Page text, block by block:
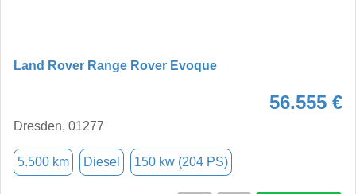
Land Rover Range Rover Evoque
56.555 €
Dresden, 01277
5.500 km Diesel 150 kw (204 PS)